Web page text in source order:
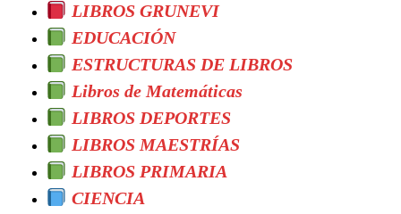
LIBROS GRUNEVI
EDUCACIÓN
ESTRUCTURAS DE LIBROS
Libros de Matemáticas
LIBROS DEPORTES
LIBROS MAESTRÍAS
LIBROS PRIMARIA
CIENCIA